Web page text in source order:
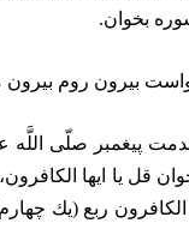
بخوان.
بيرون روم بيرون
پيغمبر صلّى اللَّه
قل يا ايها
الكافرون ربع (يك